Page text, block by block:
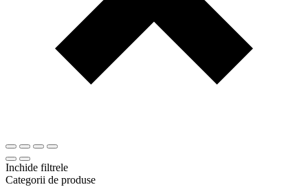
Inchide filtrele
Categorii de produse